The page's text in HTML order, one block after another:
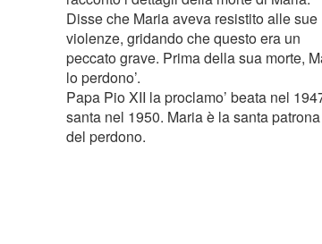
Disse che Maria aveva resistito alle sue
violenze, gridando che questo era un
peccato grave. Prima della sua morte,
lo perdono’.
Papa Pio XII la proclamo’ beata nel
santa nel 1950. Maria è la santa
del perdono.